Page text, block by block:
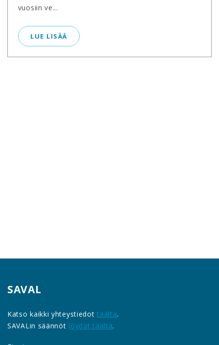
vuosiin ve...
LUE LISÄÄ
SAVAL
Katso kaikki yhteystiedottäältä.
SAVALin säännöt löydät täältä.